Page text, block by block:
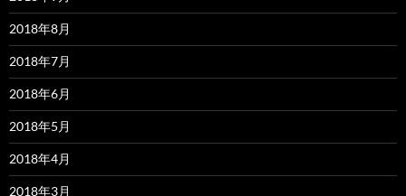
2018年8月
2018年7月
2018年6月
2018年5月
2018年4月
2018年3月